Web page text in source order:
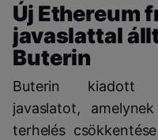
Új Ethereum
javaslattal
Buterin
Buterin kiadott
javaslatot,
terhelés